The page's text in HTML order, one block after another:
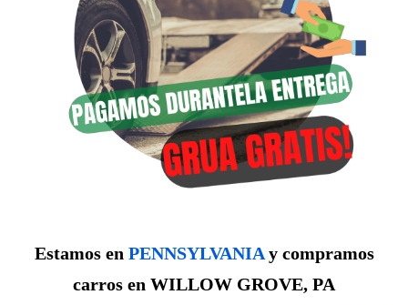
Estamos en PENNSYLVANIAy compramos
carros en WILLOW GROVE, PA